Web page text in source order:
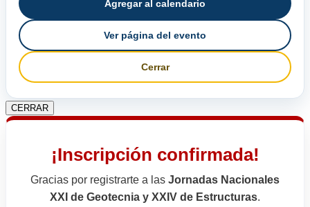
Agregar al calendario
Ver página del evento
Cerrar
CERRAR
¡Inscripción confirmada!
Gracias por registrarte a las Jornadas Nacionales
XXI de Geotecnia y XXIV de Estructuras.